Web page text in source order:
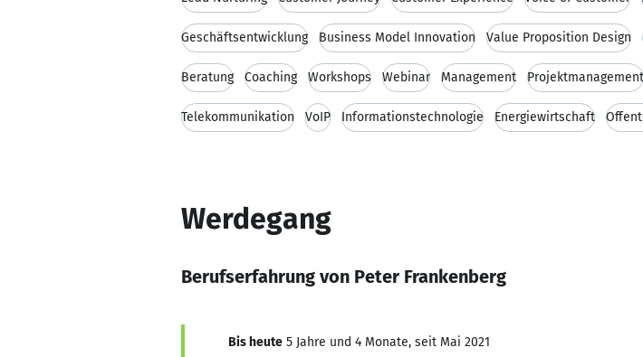
Geschäftsentwicklung Business Model Innovation Value Proposition Design
Beratung Coaching Workshops Webinar Management Projektmanagement
Telekommunikation VoIP Informationstechnologie Energiewirtschaft
Werdegang
Berufserfahrung von Peter Frankenberg
Bis heute 5 Jahre und 4 Monate, seit Mai 2021